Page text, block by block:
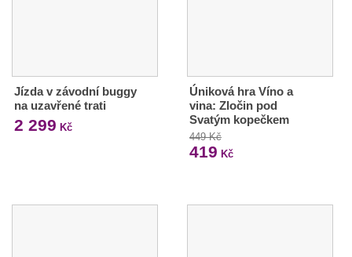
Jízda v závodní buggy
na uzavřené trati
2 299 Kč
Úniková hra Víno a
vina: Zločin pod
Svatým kopečkem
449 Kč
419 Kč